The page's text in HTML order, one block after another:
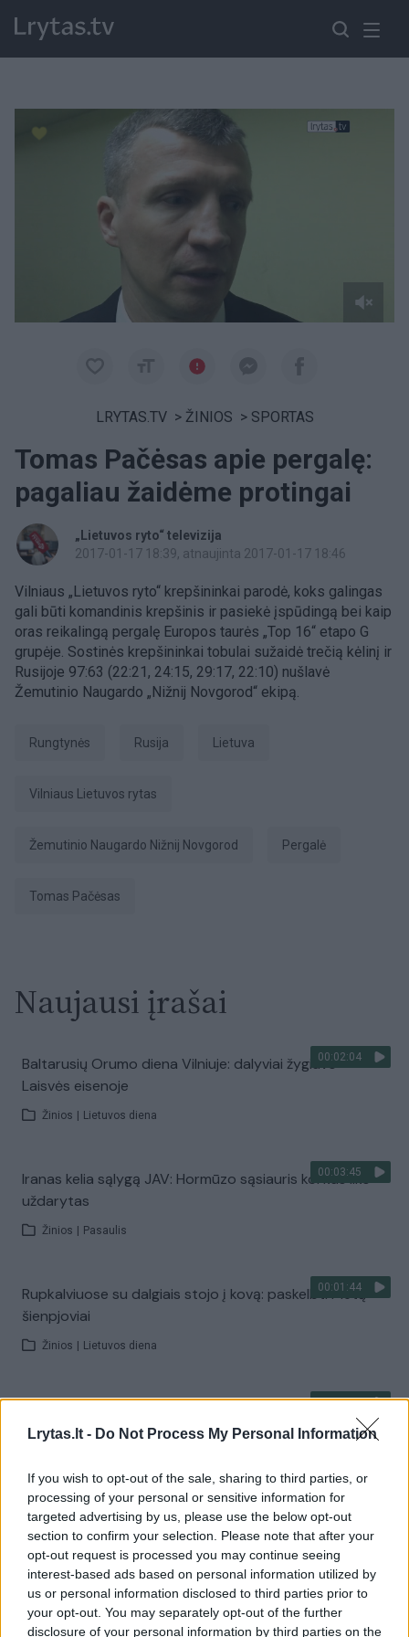
Lrytas.lt - Do Not Process My Personal Information
If you wish to opt-out of the sale, sharing to third parties, or
processing of your personal or sensitive information for
targeted advertising by us, please use the below opt-out
section to confirm your selection. Please note that after your
opt-out request is processed you may continue seeing
interest-based ads based on personal information utilized by
us or personal information disclosed to third parties prior to
your opt-out. You may separately opt-out of the further
disclosure of your personal information by third parties on the
Paremkite Ukrainą
LRYTAS.TV > ŽINIOS > SPORTAS
Tomas Pačėsas apie pergalę:
pagaliau žaidėme protingai
„Lietuvos ryto“ televizija
2017-01-17 18:39, atnaujinta 2017-01-17 18:46
Vilniaus „Lietuvos ryto“ krepšininkai parodė, koks galingas
gali būti komandinis krepšinis ir pasiekė įspūdingą bei kaip
oras reikalingą pergalę Europos taurės „Top 16“ etapo G
grupėje. Sostinės krepšininkai tobulai sužaidė trečią kėlinį ir
Rusijoje 97:63 (22:21, 24:15, 29:17, 22:10) nušlavė
Žemutinio Naugardo „Nižnij Novgorod“ ekipą.
rungtynės Rusija Lietuva
Vilniaus Lietuvos rytas
Žemutinio Naugardo Nižnij Novgorod pergalė
Tomas Pačėsas
Naujausi įrašai
00:02:04
Baltarusių Orumo diena Vilniuje: dalyviai žygiavo
Laisvės eisenoje
Žinios Lietuvos diena
00:03:45
Iranas kelia sąlygą JAV: Hormūzo sąsiauris kol kas liks
uždarytas
Žinios Pasaulis
00:01:44
Rupkalviuose su dalgiais stojo į kovą: paskelbti Metų
šienpjoviai
Žinios Lietuvos diena
00:02:40
Žinios | Pasaulis
Visi įrašai
Žiūrimiausi įrašai